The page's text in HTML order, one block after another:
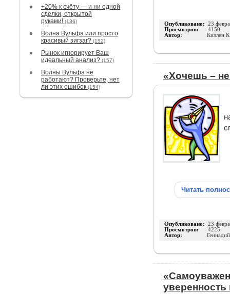
+20% к счёту — и ни одной
сделки, открытой
руками! (136)
Волна Вульфа или просто
красивый зигзаг? (152)
Рынок игнорирует Ваш
идеальный анализ? (157)
Волны Вульфа не
работают? Проверьте, нет
ли этих ошибок (154)
Опубликовано: 23
Просмотров: 4150
Автор: Киллен
«Хочешь –
Читать
Опубликовано: 23
Просмотров: 4225
Автор:
уверенность